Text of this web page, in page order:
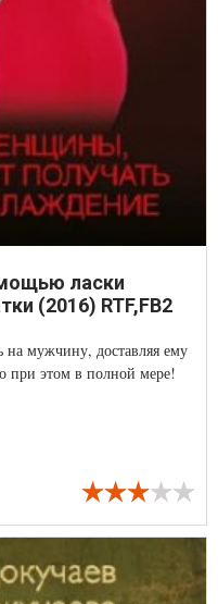
ласки
(2016) RTF,FB2
на мужчину, доставляя ему
при этом в полной мере!